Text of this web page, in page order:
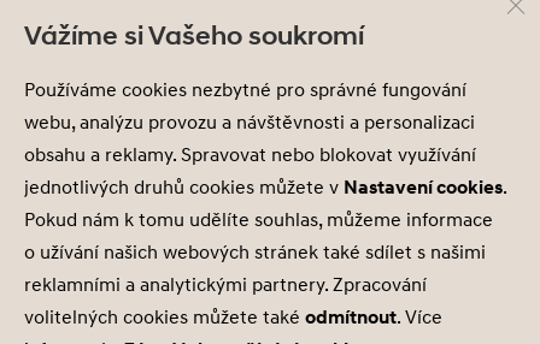
© 2026 Hyundai Motor Czech s.r.o.
Ochrana osobních údajů
Nastavení cookies
Zásady používání cookies
Vážíme si Vašeho soukromí
Používáme cookies nezbytné pro správné fungování
webu, analýzu provozu a návštěvnosti a personalizaci
obsahu a reklamy. Spravovat nebo blokovat využívání
jednotlivých druhů cookies můžete v Nastavení cookies.
Pokud nám k tomu udělíte souhlas, můžeme informace
o užívání našich webových stránek také sdílet s našimi
reklamními a analytickými partnery. Zpracování
volitelných cookies můžete také odmítnout. Více